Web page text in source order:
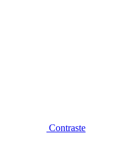
Contraste